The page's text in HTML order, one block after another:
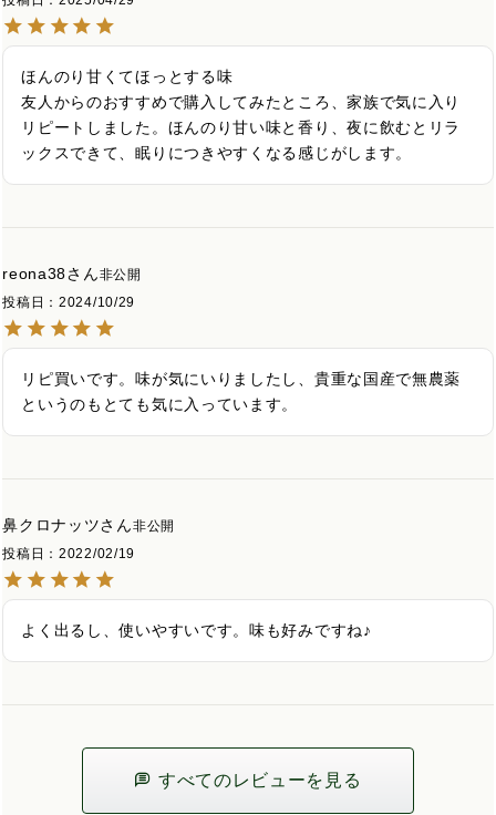
ほんのり甘くてほっとする味
友人からのおすすめで購入してみたところ、家族で気に入り
リピートしました。ほんのり甘い味と香り、夜に飲むとリラ
ックスできて、眠りにつきやすくなる感じがします。
reona38
非公開
投稿日
2024/10/29
リピ買いです。味が気にいりましたし、貴重な国産で無農薬
というのもとても気に入っています。
鼻クロナッツ
非公開
投稿日
2022/02/19
よく出るし、使いやすいです。味も好みですね♪
すべてのレビューを見る